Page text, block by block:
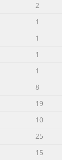
2
1
1
1
1
8
19
10
25
15